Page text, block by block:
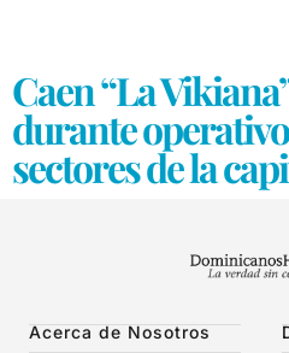
Caen “La
durante
sectores de la
Acerca de Nosotros